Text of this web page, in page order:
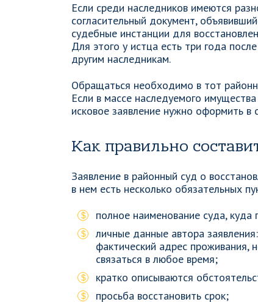
Если среди наследников имеются
согласительный документ,
судебные инстанции для
Для этого у истца есть три года
другим наследникам.
Обращаться необходимо в тот
Если в массе наследуемого
исковое заявление нужно оформить в
Как правильно
Заявление в районный суд о
в нем есть несколько обязательных
полное наименование суда, куда
личные данные автора
фактический адрес
связаться в любое время;
кратко описываются
просьба восстановить срок;